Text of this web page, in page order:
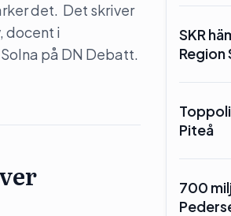
det. Det skriver
docent i
på DN Debatt.
SKR
Piteå
700